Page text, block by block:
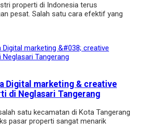
properti di Indonesia terus
pesat. Salah satu cara efektif yang
Digital marketing & creative
di Neglasari Tangerang
satu kecamatan di Kota Tangerang
pasar properti sangat menarik